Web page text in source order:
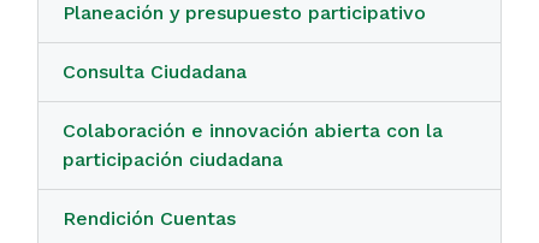
Planeación y presupuesto participativo
Consulta Ciudadana
Colaboración e innovación abierta con la
participación ciudadana
Rendición Cuentas